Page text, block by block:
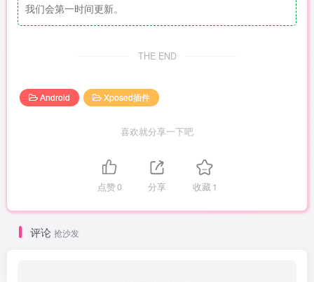
我们会第一时间更新。
THE END
Android Xposed插件
喜欢就分享一下吧
点赞0 分享 收藏1
评论 抢沙发